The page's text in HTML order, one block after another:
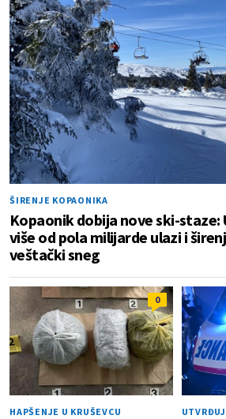
ŠIRENJE KOPAONIKA
Kopaonik dobija nove ski-staze:
više od pola milijarde ulazi i
veštački sneg
0
HAPŠENJE U KRUŠEVCU